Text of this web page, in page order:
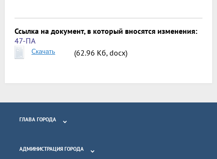
Ссылка на документ, в который вносятся изменения:
47-ПА
Скачать (62.96 Кб, docx)
ГЛАВА ГОРОДА
АДМИНИСТРАЦИЯ ГОРОДА